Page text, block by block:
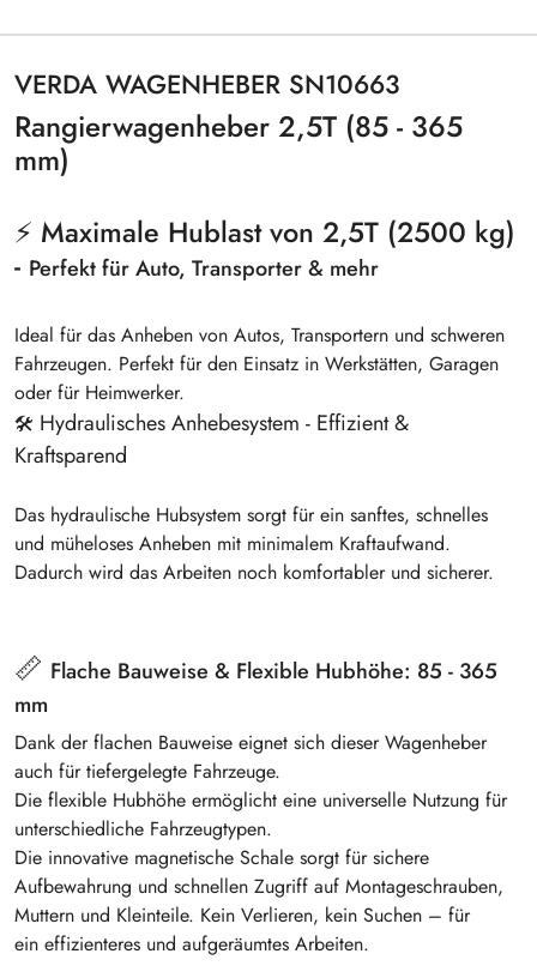
VERDA WAGENHEBER SN10663
Rangierwagenheber 2,5T (85 - 365
mm)
⚡ Maximale Hublast von 2,5T (2500 kg)
- Perfekt für Auto, Transporter & mehr
Ideal für das Anheben von Autos, Transportern und schweren
Fahrzeugen. Perfekt für den Einsatz in Werkstätten, Garagen
oder für Heimwerker.
🛠️ Hydraulisches Anhebesystem - Effizient &
Kraftsparend
Das hydraulische Hubsystem sorgt für ein sanftes, schnelles
und müheloses Anheben mit minimalem Kraftaufwand.
Dadurch wird das Arbeiten noch komfortabler und sicherer.
📏 Flache Bauweise & Flexible Hubhöhe: 85 - 365
mm
Dank derflachen Bauweise eignet sich dieser Wagenheber
auch fürtiefergelegte Fahrzeuge.
Die flexible Hubhöhe ermöglicht eine universelle Nutzung für
unterschiedliche Fahrzeugtypen.
Die innovative magnetische Schale sorgt fürsichere
Aufbewahrung und schnellen Zugriff auf Montageschrauben,
Muttern und Kleinteile. Kein Verlieren, kein Suchen – für
ein effizienteres und aufgeräumtes Arbeiten.